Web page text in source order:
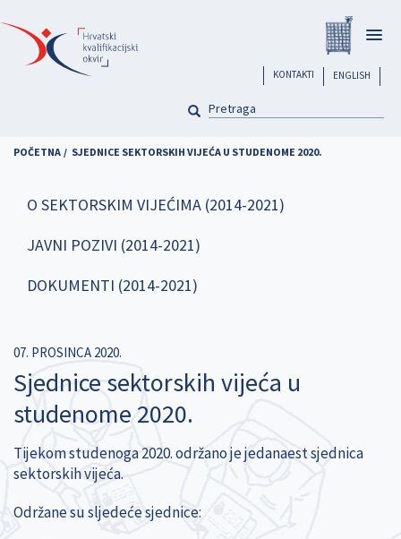
na
glavni
sadržaj
ENGLISH
header
KONTAKTI
PRETRAGA
POČETNA SJEDNICE SEKTORSKIH VIJEĆA U STUDENOME 2020.
O SEKTORSKIM VIJEĆIMA (2014-2021)
JAVNI POZIVI (2014-2021)
DOKUMENTI (2014-2021)
07. PROSINCA 2020.
Sjednice sektorskih vijeća u
studenome 2020.
Tijekom studenoga 2020. održano je jedanaest sjednica
sektorskih vijeća.
Održane su sljedeće sjednice: